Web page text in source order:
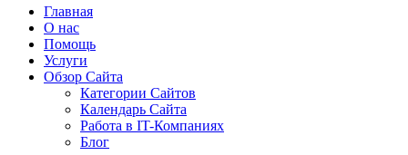
Главная
О нас
Помощь
Услуги
Обзор Сайта
Категории Сайтов
Календарь Сайта
Работа в IT-Компаниях
Блог